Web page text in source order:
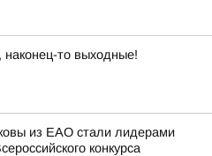
наконец-то выходные!
из ЕАО стали лидерами
конкурса